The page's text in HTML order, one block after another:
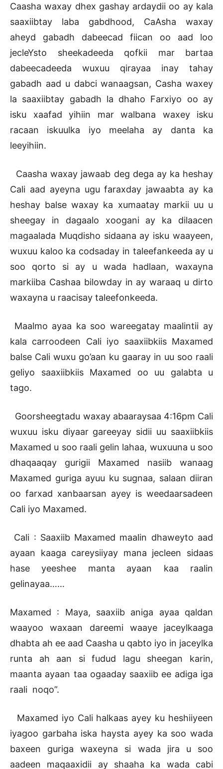
Caasha waxay dhex gashay ardaydii oo ay kala
saaxiibtay laba gabdhood, CaAsha waxay
aheyd gabadh dabeecad fiican oo aad loo
jecleYsto sheekadeeda qofkii mar bartaa
dabeecadeeda wuxuu qirayaa inay tahay
gabadh aad u dabci wanaagsan, Casha waxey
la saaxiibtay gabadh la dhaho Farxiyo oo ay
isku xaafad yihiin mar walbana waxey isku
racaan iskuulka iyo meelaha ay danta ka
leeyihiin.
Caasha waxay jawaab deg dega ay ka heshay
Cali aad ayeyna ugu faraxday jawaabta ay ka
heshay balse waxay ka xumaatay markii uu u
sheegay in dagaalo xoogani ay ka dilaacen
magaalada Muqdisho sidaana ay isku waayeen,
wuxuu kaloo ka codsaday in taleefankeeda ay u
soo qorto si ay u wada hadlaan, waxayna
markiiba Cashaa bilowday in ay waraaq u dirto
waxayna u raacisay taleefonkeeda.
Maalmo ayaa ka soo wareegatay maalintii ay
kala carroodeen Cali iyo saaxiibkiis Maxamed
balse Cali wuxu go’aan ku gaaray in uu soo raali
geliyo saaxiibkiis Maxamed oo uu galabta u
tago.
Goorsheegtadu waxay abaaraysaa 4:16pm Cali
wuxuu isku diyaar gareeyay sidii uu saaxiibkiis
Maxamed u soo raali gelin lahaa, wuxuuna u soo
dhaqaaqay gurigii Maxamed nasiib wanaag
Maxamed guriga ayuu ku sugnaa, salaan diiran
oo farxad xanbaarsan ayey is weedaarsadeen
Cali iyo Maxamed.
Cali : Saaxiib Maxamed maalin dhaweyto aad
ayaan kaaga careysiiyay mana jecleen sidaas
hase yeeshee manta ayaan kaa raalin
gelinayaa……
Maxamed : Maya, saaxiib aniga ayaa qaldan
waayoo waxaan dareemi waaye jaceylkaaga
dhabta ah ee aad Caasha u qabto iyo in jaceylka
runta ah aan si fudud lagu sheegan karin,
maanta ayaan taa ogaaday saaxiib ee adiga iga
raali noqo”.
Maxamed iyo Cali halkaas ayey ku heshiiyeen
iyagoo garbaha iska haysta ayey ka soo wada
baxeen guriga waxeyna si wada jira u soo
aadeen maqaaxidii ay shaaha ka wada cabi